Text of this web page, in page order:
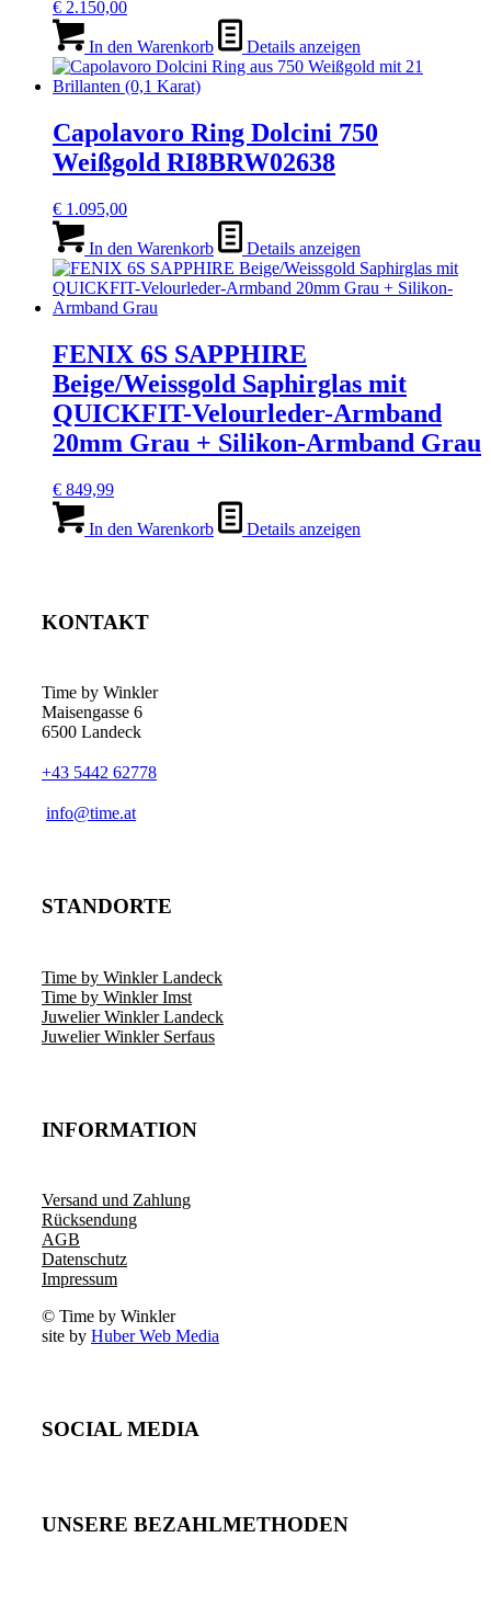
€ 2.150,00
In den Warenkorb Details anzeigen
Capolavoro Ring Dolcini 750
Weißgold RI8BRW02638
€ 1.095,00
In den Warenkorb Details anzeigen
FENIX 6S SAPPHIRE
Beige/Weissgold Saphirglas mit
QUICKFIT-Velourleder-Armband
20mm Grau + Silikon-Armband Grau
€ 849,99
In den Warenkorb Details anzeigen
KONTAKT
Time by Winkler
Maisengasse 6
6500 Landeck
+43 5442 62778
­info@time.at
STANDORTE
Time by Winkler Landeck
Time by Winkler Imst
Juwelier Winkler Landeck
Juwelier Winkler Serfaus
INFORMATION
Versand und Zahlung
Rücksendung
AGB
Datenschutz
Impressum
© Time by Winkler
site by Huber Web Media
SOCIAL MEDIA
UNSERE BEZAHLMETHODEN